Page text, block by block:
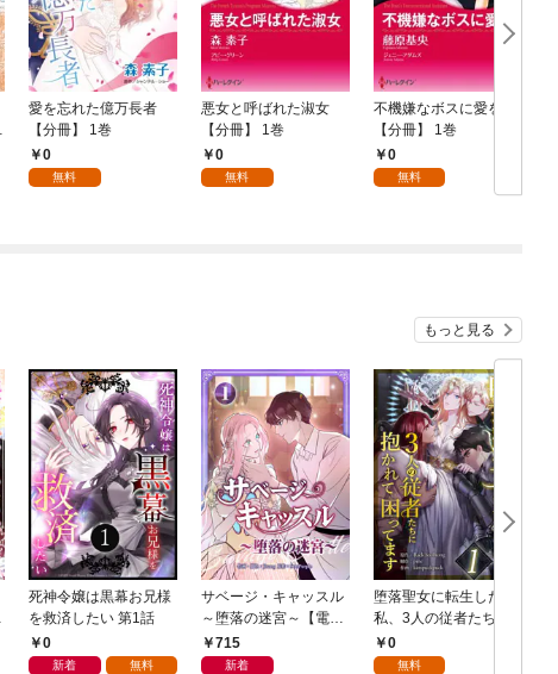
愛を忘れた億万長者
【分冊】 1巻
0
無料
悪女と呼ばれた淑女
【分冊】 1巻
0
無料
不機嫌なボスに愛を
【分冊】 1巻
0
無料
もっと見る
死神令嬢は黒幕お兄様
を救済したい 第1話
0
新着 無料
サベージ・キャッスル
～堕落の迷宮～【電子
単行本版】 第1巻
715
新着
堕落聖女に転生した
私、3人の従者たちに
抱かれて困ってます 第
1話
0
無料